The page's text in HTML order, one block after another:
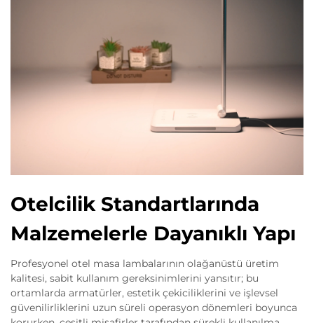
Otelcilik Standartlarında
Malzemelerle Dayanıklı Yapı
Profesyonel otel masa lambalarının olağanüstü üretim
kalitesi, sabit kullanım gereksinimlerini yansıtır; bu
ortamlarda armatürler, estetik çekiciliklerini ve işlevsel
güvenilirliklerini uzun süreli operasyon dönemleri boyunca